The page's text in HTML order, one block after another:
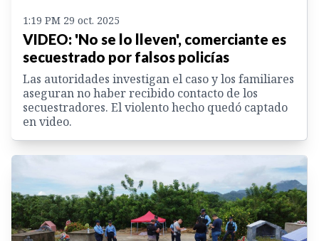
1:19 PM 29 oct. 2025
VIDEO: 'No se lo lleven', comerciante es
secuestrado por falsos policías
Las autoridades investigan el caso y los familiares
aseguran no haber recibido contacto de los
secuestradores. El violento hecho quedó captado
en video.